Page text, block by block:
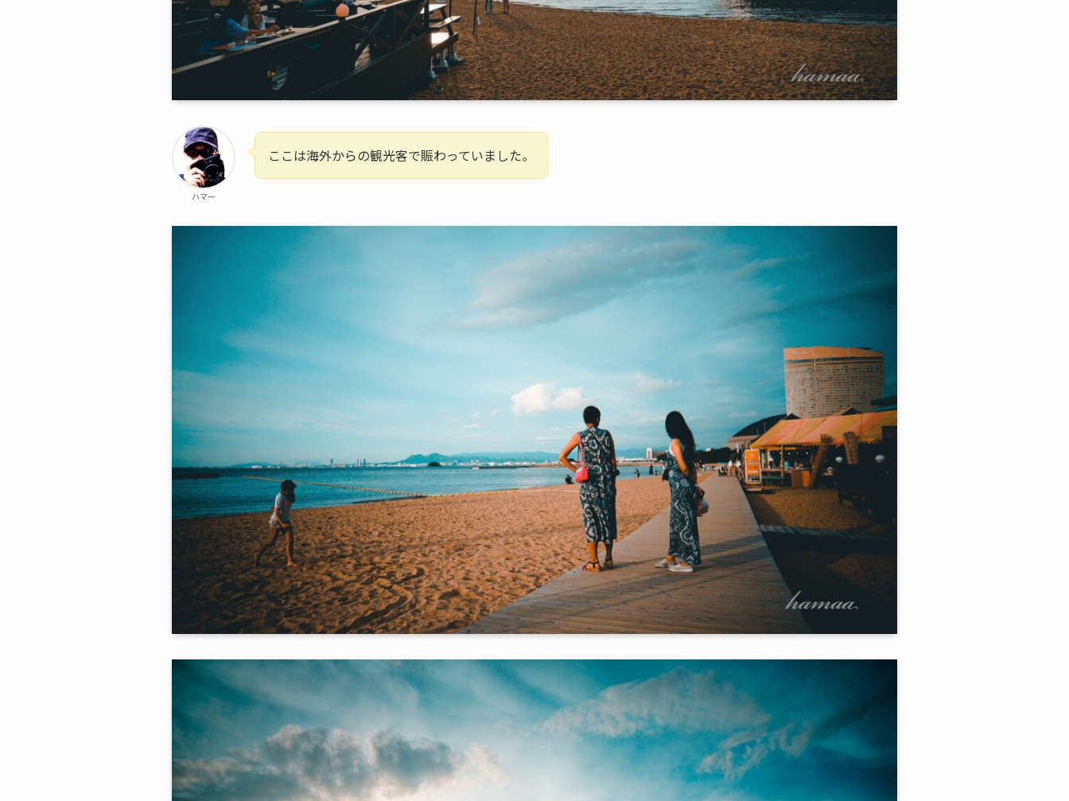
ハマー
ここは海外からの観光客で賑わっていました。